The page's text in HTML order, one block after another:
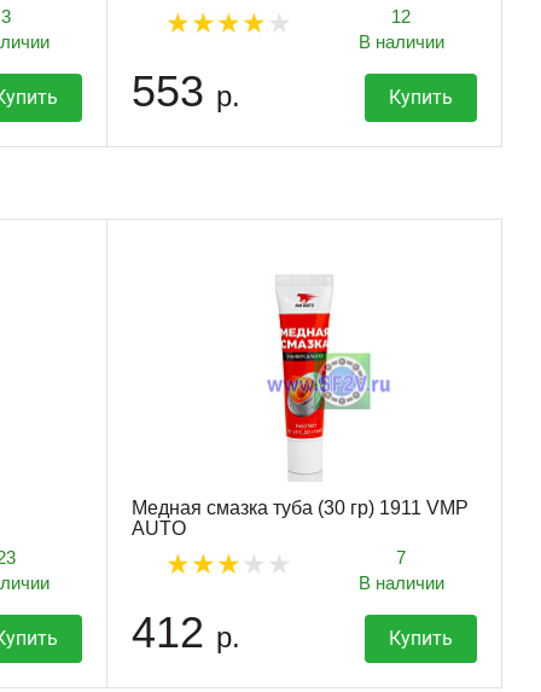
3
12
В наличии
553 р. Купить
Медная смазка туба (30 гр) 1911 VMP
AUTO
7
В наличии
412 р. Купить